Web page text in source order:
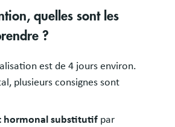
quelles sont les
?
est de 4 jours environ.
plusieurs consignes sont
hormonal substitutif par